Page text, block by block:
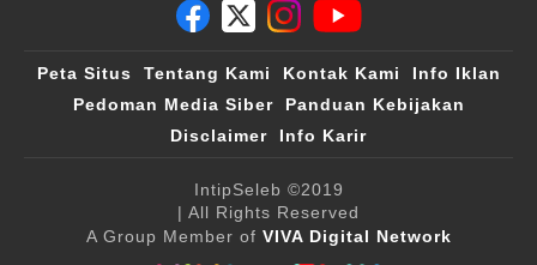
Peta Situs Tentang Kami Kontak Kami
Info Iklan
Pedoman Media Siber
Panduan Kebijakan
Disclaimer
Info Karir
IntipSeleb ©2019
| All Rights Reserved
A Group Member of VIVA Digital Network